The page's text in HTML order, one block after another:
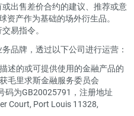
出售差价合约的建议、推荐或意
资产作为基础的场外衍生品。
易指令。
品牌，透过以下公司进行运营：
述的或可提供使用的金融产品的
毛里求斯金融服务委员会
码为GB20025791，注册地址
Court, Port Louis 11328,